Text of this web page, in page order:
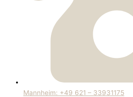
Mannheim: +49 621 – 33931175